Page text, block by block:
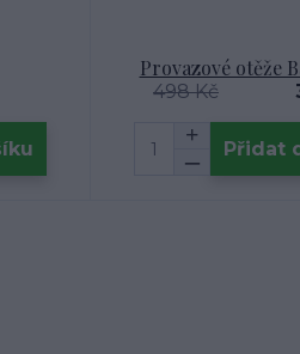
Provazové otěže
498 Kč
Přidat